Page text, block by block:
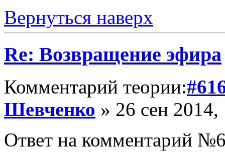
Вернуться наверх
Re: Возвращение эфира
Комментарий теории:
Шевченко » 26 сен 2014,
Ответ на комментарий